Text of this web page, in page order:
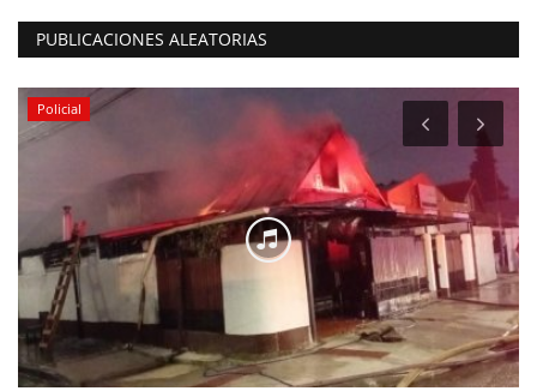
PUBLICACIONES ALEATORIAS
Policial